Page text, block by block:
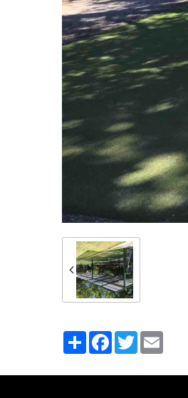
PartagerFacebookTwitter